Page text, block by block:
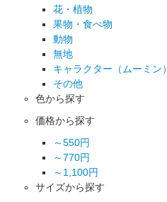
花・植物
果物・食べ物
動物
無地
キャラクター（ムーミン）
その他
色から探す
価格から探す
～550円
～770円
～1,100円
サイズから探す